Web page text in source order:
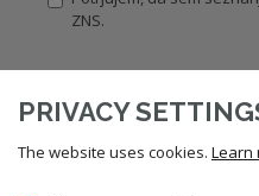
ZNS.
PRIVACY
The website uses cookies. Learn